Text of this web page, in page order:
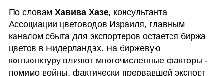
По словам Хавива Хазе, консультанта
Ассоциации цветоводов Израиля, главным
каналом сбыта для экспортеров остается биржа
цветов в Нидерландах. На биржевую
конъюнктуру влияют многочисленные факторы -
помимо войны, фактически прервавшей экспорт